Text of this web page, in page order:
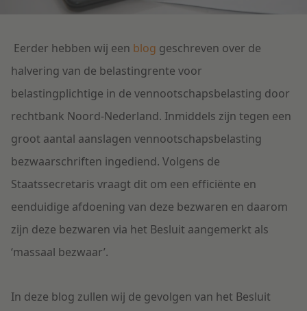
Onderwijs
Eerder hebben wij een blog geschreven over de
halvering van de belastingrente voor
belastingplichtige in de vennootschapsbelasting door
rechtbank Noord-Nederland. Inmiddels zijn tegen een
groot aantal aanslagen vennootschapsbelasting
bezwaarschriften ingediend. Volgens de
Staatssecretaris vraagt dit om een efficiënte en
eenduidige afdoening van deze bezwaren en daarom
zijn deze bezwaren via het Besluit aangemerkt als
‘massaal bezwaar’.
In deze blog zullen wij de gevolgen van het Besluit